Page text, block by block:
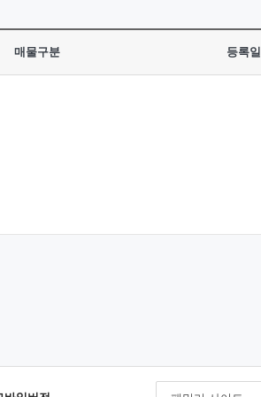
매물구분 등록일